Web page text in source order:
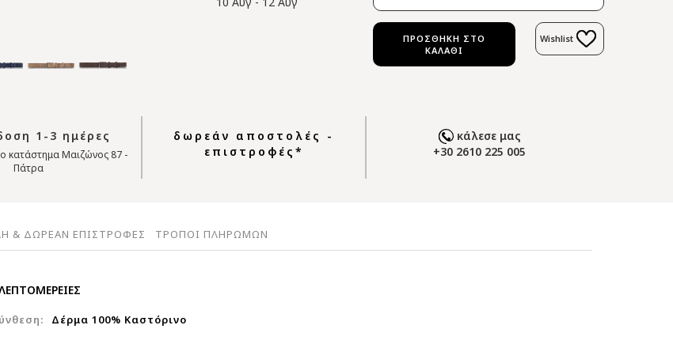
ΠΡΟΣΘΗΚΗ ΣΤΟ
ΚΑΛΑΘΙ
Wishlist
1-3 ημέρες
κατάστημα Μαιζώνος 87 -
Πάτρα
δωρεάν αποστολές -
επιστροφές*
κάλεσε μας
+30 2610 225 005
& ΔΩΡΕΑΝ ΕΠΙΣΤΡΟΦΕΣ ΤΡΟΠΟΙ ΠΛΗΡΩΜΩΝ
Δέρμα 100% Kαστόρινο